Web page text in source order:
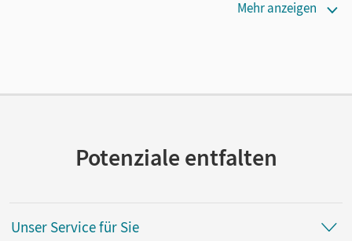
Mehr anzeigen
Potenziale entfalten
Unser Service für Sie